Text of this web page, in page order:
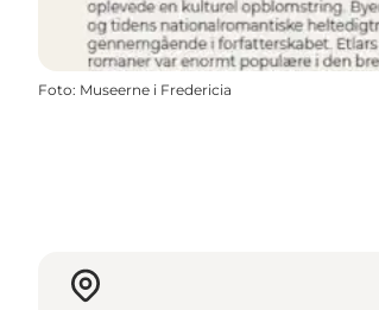
Foto: Museerne i Fredericia